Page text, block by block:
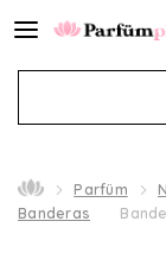
Parfüm
Banderas